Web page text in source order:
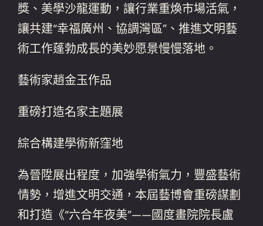
獎、美學沙龍運動，讓行業重煥市場活氣，
讓共建“幸福廣州、協調灣區”、推進文明藝
術工作蓬勃成長的美妙愿景慢慢落地。
藝術家趙金玉作品
重磅打造名家主題展
綜合構建學術新窪地
為晉陞展出程度，加強學術氣力，豐盛藝術
情勢，增進文明交通，本屆藝博會重磅謀劃
和打造《“六合年夜美”——國度畫院院長盧